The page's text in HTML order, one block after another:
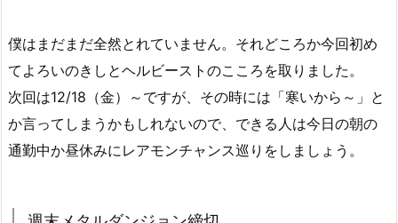
僕はまだまだ全然とれていません。それどころか今回初め
てよろいのきしとヘルビーストのこころを取りました。
次回は12/18（金）～ですが、その時には「寒いから～」と
か言ってしまうかもしれないので、できる人は今日の朝の
通勤中か昼休みにレアモンチャンス巡りをしましょう。